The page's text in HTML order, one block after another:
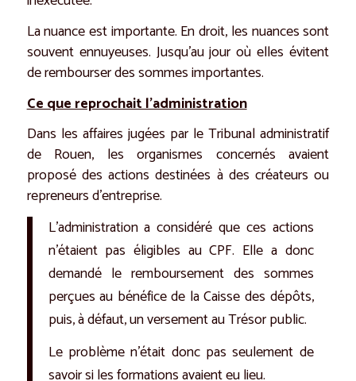
La nuance est importante. En droit, les nuances sont
souvent ennuyeuses. Jusqu’au jour où elles évitent
de rembourser des sommes importantes.
Ce que reprochait l’administration
Dans les affaires jugées par le Tribunal administratif
de Rouen, les organismes concernés avaient
proposé des actions destinées à des créateurs ou
repreneurs d’entreprise.
L’administration a considéré que ces actions
n’étaient pas éligibles au CPF. Elle a donc
demandé le remboursement des sommes
perçues au bénéfice de la Caisse des dépôts,
puis, à défaut, un versement au Trésor public.
Le problème n’était donc pas seulement de
savoir si les formations avaient eu lieu.